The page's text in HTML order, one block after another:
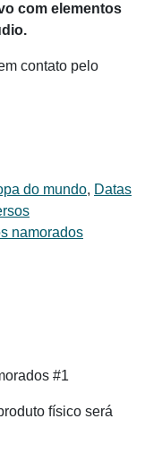
com elementos
contato pelo
do mundo, Datas
namorados
#1
físico será